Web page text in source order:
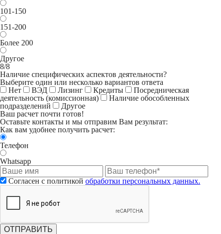
101-150
151-200
Более 200
Другое
8/8
Наличие специфических аспектов деятельности?
Выберите один или несколько вариантов ответа
Нет
ВЭД Лизинг Кредиты
Посредническая
деятельность (комиссионная)
Наличие обособленных
подразделений
Другое
Ваш расчет почти готов!
Оставьте контакты и мы отправим Вам результат:
Как вам удобнее получить расчет:
Телефон
Whatsapp
Согласен с политикой обработки персональных данных.
ОТПРАВИТЬ